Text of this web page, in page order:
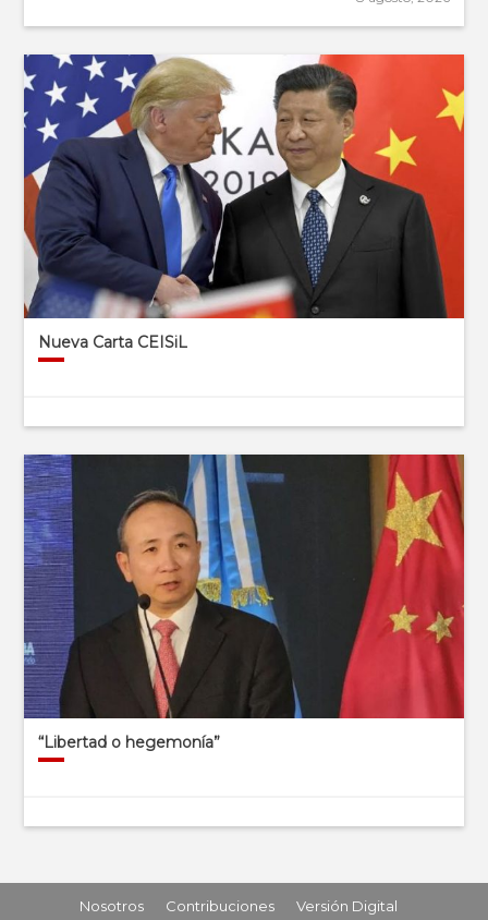
Nueva Carta CEISiL
“Libertad o hegemonía”
Nosotros Contribuciones Versión Digital